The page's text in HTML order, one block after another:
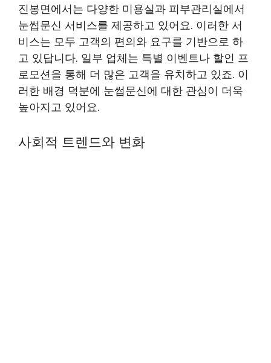
진봉면에서는 다양한 미용실과 피부관리실에서
눈썹문신 서비스를 제공하고 있어요. 이러한 서
비스는 모두 고객의 편의와 요구를 기반으로 하
고 있답니다. 일부 업체는 특별 이벤트나 할인 프
로모션을 통해 더 많은 고객을 유치하고 있죠. 이
러한 배경 덕분에 눈썹문신에 대한 관심이 더욱
높아지고 있어요.
사회적 트렌드와 변화